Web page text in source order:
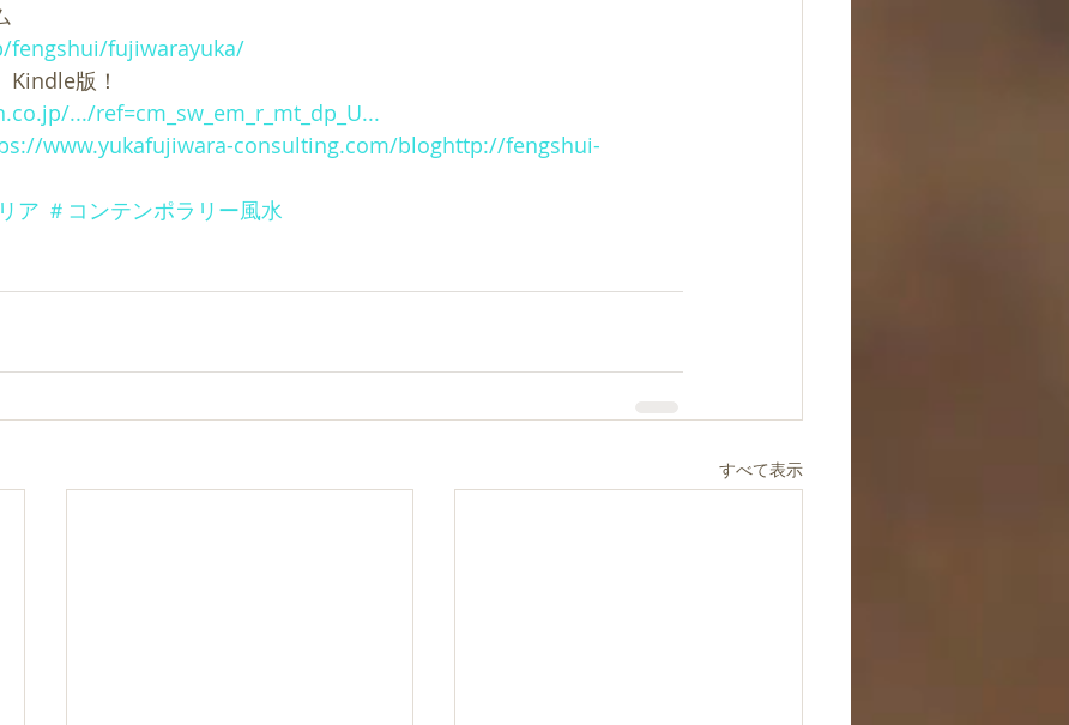
fengshui/fujiwarayuka/
版！
.../ref=cm_sw_em_r_mt_dp_U...
www.yukafujiwara-consulting.com/bloghttp://fengshui-
ア ＃コンテンポラリー風水
すべて表示